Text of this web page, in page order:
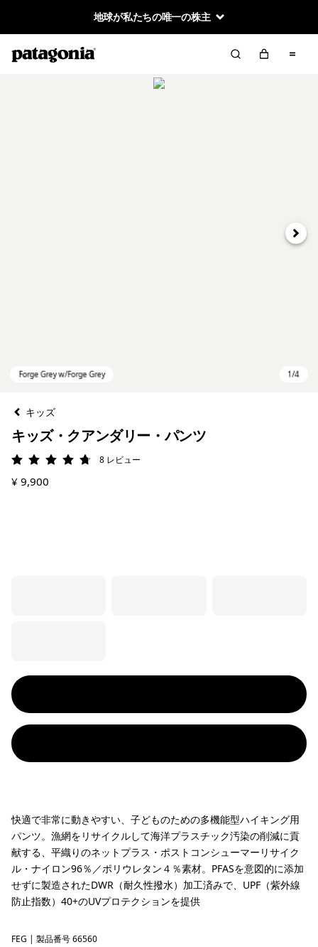
地球が私たちの唯一の株主
次へ
キッズ
キッズ・クアンダリー・パンツ
評価: 4.8 / 5
8 レビュー
¥ 9,900
快適で非常に動きやすい、子どものための多機能型ハイキング用
パンツ。漁網をリサイクルして海洋プラスチック汚染の削減に貢
献する、平織りのネットプラス・ポストコンシューマーリサイク
ル・ナイロン96％／ポリウレタン４％素材。PFASを意図的に添加
せずに製造されたDWR（耐久性撥水）加工済みで、UPF（紫外線
防止指数）40+のUVプロテクションを提供
Forge Grey w/Forge Grey
FEG | 製品番号 66560